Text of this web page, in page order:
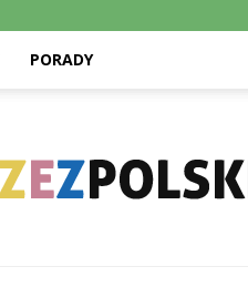
PORADY